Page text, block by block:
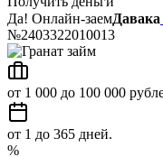
Да! Онлайн-заемДавака
№2403322010013
от 1 000 до 100 000
от 1 до 365 дней.
%